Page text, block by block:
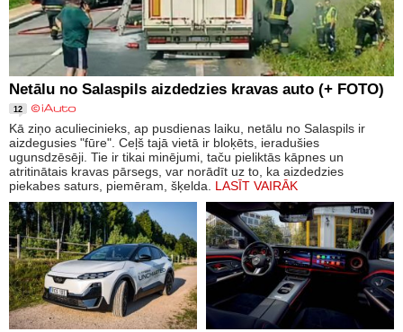
Netālu no Salaspils aizdedzies kravas auto (+ FOTO)
12
Kā ziņo aculiecinieks, ap pusdienas laiku, netālu no Salaspils ir
aizdegusies "fūre". Ceļš tajā vietā ir bloķēts, ieradušies
ugunsdzēsēji. Tie ir tikai minējumi, taču pieliktās kāpnes un
atritinātais kravas pārsegs, var norādīt uz to, ka aizdedzies
piekabes saturs, piemēram, šķelda. LASĪT VAIRĀK